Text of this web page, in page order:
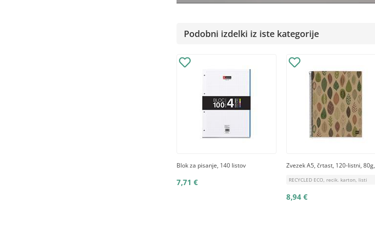
Podobni izdelki iz iste kategorije
Blok za pisanje, 140 listov
7,71 €
Zvezek A5, črtast, 120-listni, 80g,
RECYCLED ECO, recik. karton, listi
8,94 €